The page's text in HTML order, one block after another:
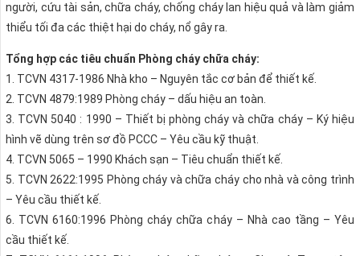
người, cứu tài sản, chữa cháy, chống cháy lan hiệu quả và làm giảm
thiểu tối đa các thiệt hại do cháy, nổ gây ra.
Tổng hợp các tiêu chuẩn Phòng cháy chữa cháy:
1. TCVN 4317-1986 Nhà kho – Nguyên tắc cơ bản để thiết kế.
2. TCVN 4879:1989 Phòng cháy – dấu hiệu an toàn.
3. TCVN 5040 : 1990 – Thiết bị phòng cháy và chữa cháy – Ký hiệu
hình vẽ dùng trên sơ đồ PCCC – Yêu cầu kỹ thuật.
4. TCVN 5065 – 1990 Khách sạn – Tiêu chuẩn thiết kế.
5. TCVN 2622:1995 Phòng cháy và chữa cháy cho nhà và công trình
– Yêu cầu thiết kế.
6. TCVN 6160:1996 Phòng cháy chữa cháy – Nhà cao tầng – Yêu
cầu thiết kế.